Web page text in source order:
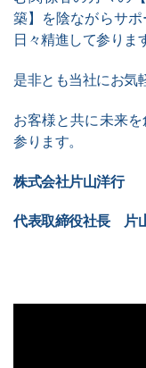
築】を陰ながらサ
日々精進して参りま
是非とも当社にお気
お客様と共に未来
参ります。
株式会社片山洋行
代表取締役社長 片